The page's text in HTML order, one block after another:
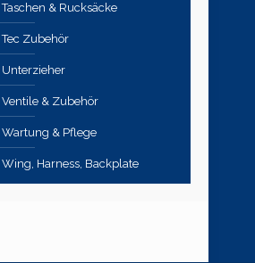
Taschen & Rucksäcke
Tec Zubehör
Unterzieher
Ventile & Zubehör
Wartung & Pflege
Wing, Harness, Backplate